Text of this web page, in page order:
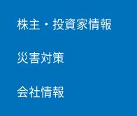
株主・投資家情報
災害対策
会社情報